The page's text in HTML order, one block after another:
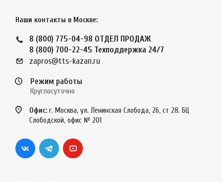
Наши контакты в Москве:
8 (800) 775-04-98 ОТДЕЛ ПРОДАЖ
8 (800) 700-22-45 Техподдержка 24/7
zapros@tts-kazan.ru
Режим работы
Круглосуточно
Офис: г. Москва, ул. Ленинская Слобода, 26, ст 28. БЦ
Слободской, офис № 201